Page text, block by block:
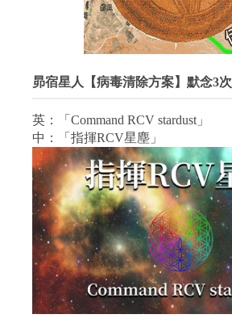
昴宿星人【病毒清除方案】默念3次
英：「Command RCV stardust」
中：「指揮RCV星塵」